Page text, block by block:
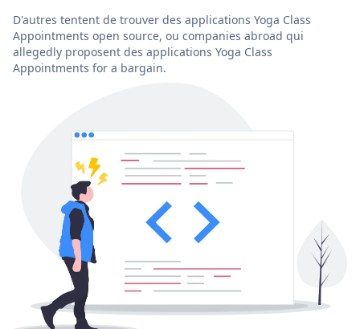
D'autres tentent de trouver des applications Yoga Class
Appointments open source, ou companies abroad qui
allegedly proposent des applications Yoga Class
Appointments for a bargain.